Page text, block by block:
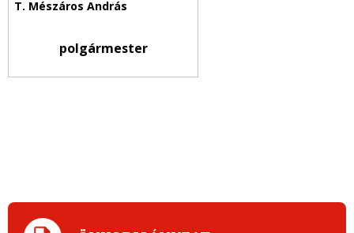
polgármester